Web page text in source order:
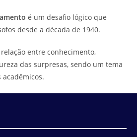
é um desafio lógico que
desde a década de 1940.
entre conhecimento,
das surpresas, sendo um tema